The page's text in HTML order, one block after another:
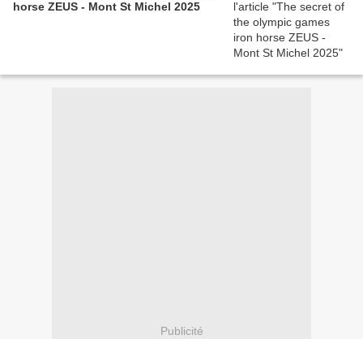
horse ZEUS - Mont St Michel 2025
Publicité